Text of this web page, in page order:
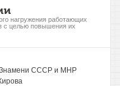
нагружения работающих
с целью повышения их
Знамени СССР и МНР